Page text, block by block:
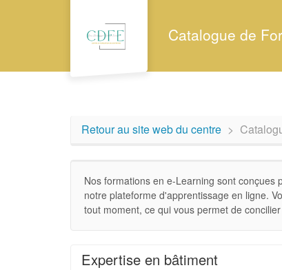
Catalogue de
Retour au site web du centre
Catalogue
Nos formations en e-Learning sont
notre plateforme d'apprentissage en ligne.
tout moment, ce qui vous permet de
Expertise en bâtiment